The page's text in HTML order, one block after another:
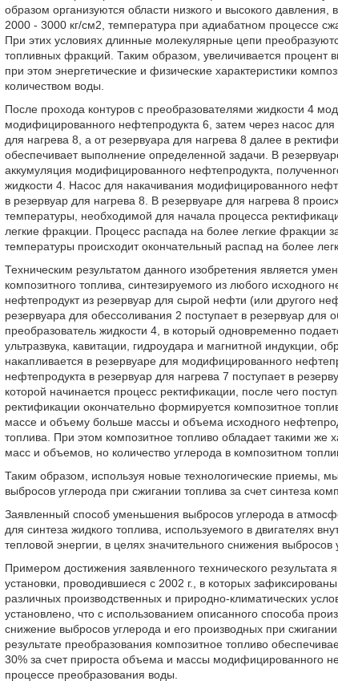
образом организуются области низкого и высокого
2000 - 3000 кг/см2, температура при адиабатном процессе
При этих условиях длинные молекулярные цепи
топливных фракций. Таким образом, увеличивается процент
при этом энергетические и физические характеристики
количеством воды.
После прохода контуров с преобразователями жидкости 4
модифицированного нефтепродукта 6, затем через насос
для нагрева 8, а от резервуара для нагрева 8 далее в
обеспечивает выполнение определенной задачи. В
аккумуляция модифицированного нефтепродукта,
жидкости 4. Насос для накачивания модифицированного
в резервуар для нагрева 8. В резервуаре для нагрева 8
температуры, необходимой для начала процесса
легкие фракции. Процесс распада на более легкие фракции
температуры происходит окончательный распад на более
Техническим результатом данного изобретения является
композитного топлива, синтезируемого из любого исходного
нефтепродукт из резервуар для сырой нефти (или другого
резервуара для обессоливания 2 поступает в резервуар для
преобразователь жидкости 4, в который одновременно
ультразвука, кавитации, гидроудара и магнитной индукции,
накапливается в резервуаре для модифицированного
нефтепродукта в резервуар для нагрева 7 поступает в
которой начинается процесс ректификации, после чего
ректификации окончательно формируется композитное
массе и объему больше массы и объема исходного
топлива. При этом композитное топливо обладает такими же
масс и объемов, но количество углерода в композитном
Таким образом, используя новые технологические приемы,
выбросов углерода при сжигании топлива за счет синтеза
Заявленный способ уменьшения выбросов углерода в
для синтеза жидкого топлива, используемого в двигателях
тепловой энергии, в целях значительного снижения
Примером достижения заявленного технического
установки, проводившиеся с 2002 г., в которых
различных производственных и природно-климатических
установлено, что с использованием описанного способа
снижение выбросов углерода и его производных при
результате преобразования композитное топливо
30% за счет прироста объема и массы модифицированного
процессе преобразования воды.